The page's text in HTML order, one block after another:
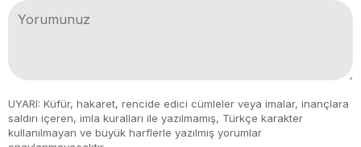
UYARI: Küfür, hakaret, rencide edici cümleler veya imalar, inançlara
saldırı içeren, imla kuralları ile yazılmamış, Türkçe karakter
kullanılmayan ve büyük harflerle yazılmış yorumlar